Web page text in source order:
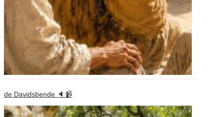
de Davidsbende 🔈📹